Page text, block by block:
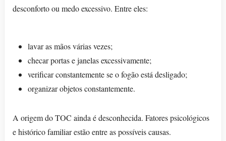
desconforto ou medo excessivo. Entre eles:
lavar as mãos várias vezes;
checar portas e janelas excessivamente;
verificar constantemente se o fogão está desligado;
organizar objetos constantemente.
A origem do TOC ainda é desconhecida. Fatores psicológicos
e histórico familiar estão entre as possíveis causas.